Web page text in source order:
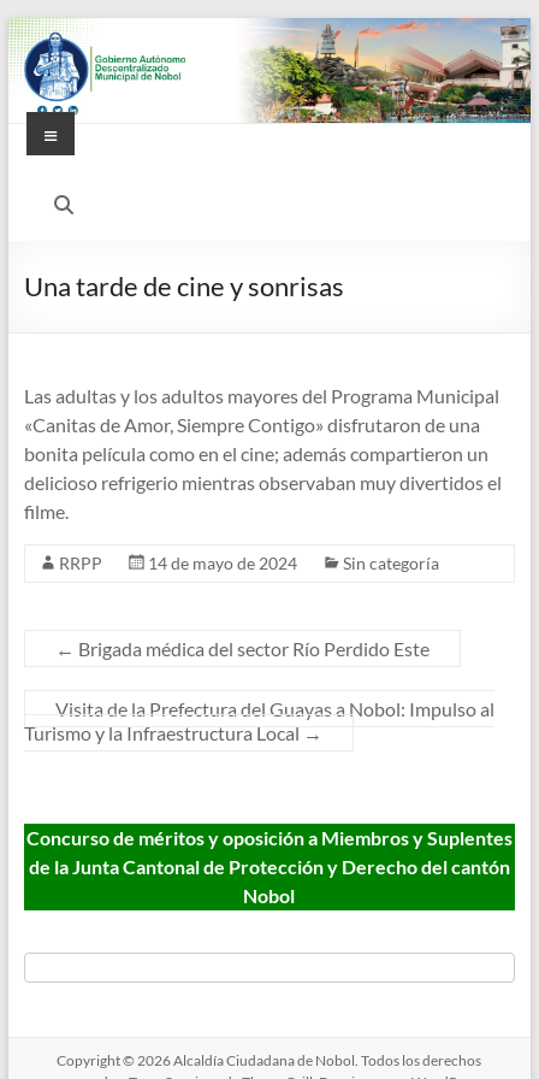
Saltar
al
contenido
Alcaldía
de
Menú
Una tarde de cine y sonrisas
Las adultas y los adultos mayores del Programa Municipal
«Canitas de Amor, Siempre Contigo» disfrutaron de una
bonita película como en el cine; además compartieron un
delicioso refrigerio mientras observaban muy divertidos el
filme.
RRPP 14 de mayo de 2024 Sin categoría
← Brigada médica del sector Río Perdido Este
Visita de la Prefectura del Guayas a Nobol: Impulso al
Turismo y la Infraestructura Local →
Concurso de méritos y oposición a Miembros y Suplentes
de la Junta Cantonal de Protección y Derecho del cantón
Nobol
Copyright © 2026Alcaldía Ciudadana de Nobol . Todos los derechos